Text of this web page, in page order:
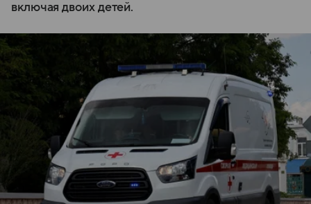
включая двоих детей.